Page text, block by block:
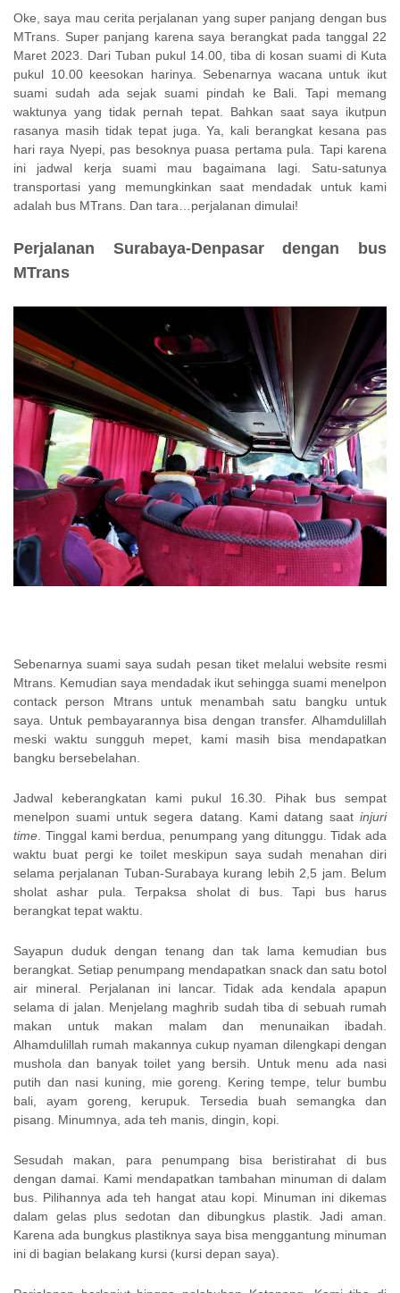
Oke, saya mau cerita perjalanan yang super panjang dengan bus
MTrans. Super panjang karena saya berangkat pada tanggal 22
Maret 2023. Dari Tuban pukul 14.00, tiba di kosan suami di Kuta
pukul 10.00 keesokan harinya. Sebenarnya wacana untuk ikut
suami sudah ada sejak suami pindah ke Bali. Tapi memang
waktunya yang tidak pernah tepat. Bahkan saat saya ikutpun
rasanya masih tidak tepat juga. Ya, kali berangkat kesana pas
hari raya Nyepi, pas besoknya puasa pertama pula. Tapi karena
ini jadwal kerja suami mau bagaimana lagi. Satu-satunya
transportasi yang memungkinkan saat mendadak untuk kami
adalah bus MTrans. Dan tara…perjalanan dimulai!
Perjalanan Surabaya-Denpasar dengan bus
MTrans
Sebenarnya suami saya sudah pesan tiket melalui website resmi
Mtrans. Kemudian saya mendadak ikut sehingga suami menelpon
contack person Mtrans untuk menambah satu bangku untuk
saya. Untuk pembayarannya bisa dengan transfer. Alhamdulillah
meski waktu sungguh mepet, kami masih bisa mendapatkan
bangku bersebelahan.
Jadwal keberangkatan kami pukul 16.30. Pihak bus sempat
menelpon suami untuk segera datang. Kami datang saat injuri
time . Tinggal kami berdua, penumpang yang ditunggu. Tidak ada
waktu buat pergi ke toilet meskipun saya sudah menahan diri
selama perjalanan Tuban-Surabaya kurang lebih 2,5 jam. Belum
sholat ashar pula. Terpaksa sholat di bus. Tapi bus harus
berangkat tepat waktu.
Sayapun duduk dengan tenang dan tak lama kemudian bus
berangkat. Setiap penumpang mendapatkan snack dan satu botol
air mineral. Perjalanan ini lancar. Tidak ada kendala apapun
selama di jalan. Menjelang maghrib sudah tiba di sebuah rumah
makan untuk makan malam dan menunaikan ibadah.
Alhamdulillah rumah makannya cukup nyaman dilengkapi dengan
mushola dan banyak toilet yang bersih. Untuk menu ada nasi
putih dan nasi kuning, mie goreng. Kering tempe, telur bumbu
bali, ayam goreng, kerupuk. Tersedia buah semangka dan
pisang. Minumnya, ada teh manis, dingin, kopi.
Sesudah makan, para penumpang bisa beristirahat di bus
dengan damai. Kami mendapatkan tambahan minuman di dalam
bus. Pilihannya ada teh hangat atau kopi. Minuman ini dikemas
dalam gelas plus sedotan dan dibungkus plastik. Jadi aman.
Karena ada bungkus plastiknya saya bisa menggantung minuman
ini di bagian belakang kursi (kursi depan saya).